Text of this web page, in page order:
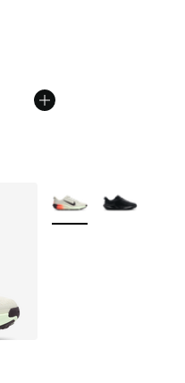
Plus de couleurs